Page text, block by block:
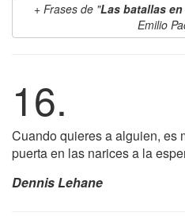
Frases de "Las batallas
Emilio
16.
Cuando quieres a alguien, es
puerta en las narices a la
Dennis Lehane